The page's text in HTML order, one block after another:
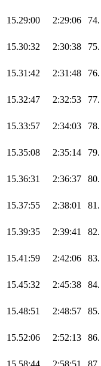
15.29:00 2:29:06 74.
15.30:32 2:30:38 75.
15.31:42 2:31:48 76.
15.32:47 2:32:53 77.
15.33:57 2:34:03 78.
15.35:08 2:35:14 79.
15.36:31 2:36:37 80.
15.37:55 2:38:01 81.
15.39:35 2:39:41 82.
15.41:59 2:42:06 83.
15.45:32 2:45:38 84.
15.48:51 2:48:57 85.
15.52:06 2:52:13 86.